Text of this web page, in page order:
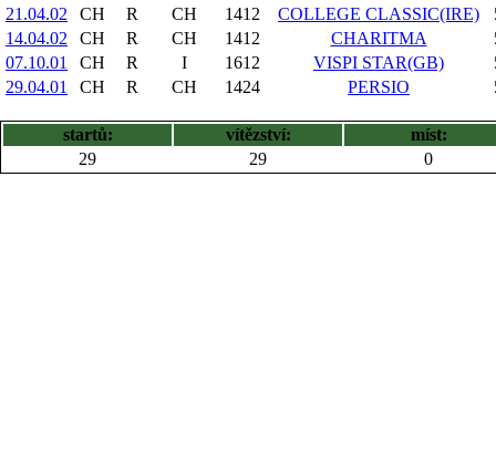
21.04.02
CH R CH 1412 COLLEGE CLASSIC(IRE)
14.04.02
CH R CH 1412 CHARITMA
07.10.01
CH R I 1612 VISPI STAR(GB)
29.04.01
CH R CH 1424 PERSIO
startů: vítězství:
míst:
29
29 0